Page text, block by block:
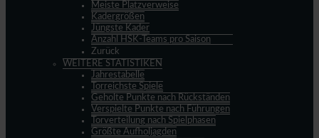
Meiste Platzverweise
Kadergrößen
Jüngste Kader
Anzahl HSK-Teams pro Saison
Zurück
WEITERE STATISTIKEN
Jahrestabelle
Torreichste Spiele
Geholte Punkte nach Rückständen
Verspielte Punkte nach Führungen
Torverteilung nach Spielphasen
Größte Aufholjagden